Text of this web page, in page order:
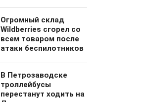
Огромный cклад
Wildberries сгорел со
всем товаром после
атаки беспилотников
В Петрозаводске
троллейбусы
перестанут ходить на